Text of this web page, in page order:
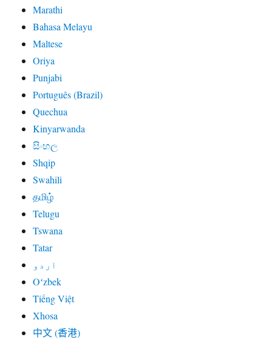
Marathi
Bahasa Melayu
Maltese
Oriya
Punjabi
Português (Brazil)
Quechua
Kinyarwanda
සිංහල
Shqip
Swahili
தமிழ்
Telugu
Tswana
Tatar
اردو
Oʻzbek
Tiếng Việt
Xhosa
中文 (香港)